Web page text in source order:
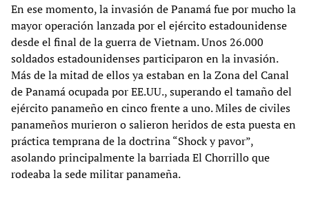
En ese momento, la invasión de Panamá fue por mucho la
mayor operación lanzada por el ejército estadounidense
desde el final de la guerra de Vietnam. Unos 26.000
soldados estadounidenses participaron en la invasión.
Más de la mitad de ellos ya estaban en la Zona del Canal
de Panamá ocupada por EE.UU., superando el tamaño del
ejército panameño en cinco frente a uno. Miles de civiles
panameños murieron o salieron heridos de esta puesta en
práctica temprana de la doctrina “Shock y pavor”,
asolando principalmente la barriada El Chorrillo que
rodeaba la sede militar panameña.